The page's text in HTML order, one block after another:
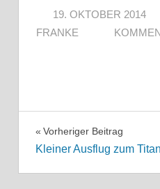
19. OKTOBER 2014
FRANKE
Vorheriger Beitrag
Kleiner Ausflug zum Titan